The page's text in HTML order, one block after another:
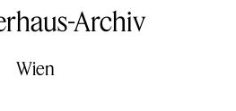
Archiv
Wien